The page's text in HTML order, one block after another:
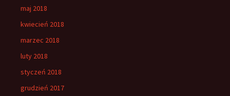
maj 2018
kwiecień 2018
marzec 2018
luty 2018
styczeń 2018
grudzień 2017